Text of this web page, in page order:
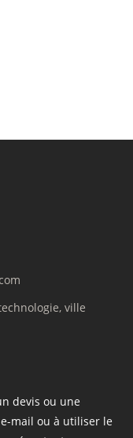
ville
devis ou une
mail ou à utiliser le